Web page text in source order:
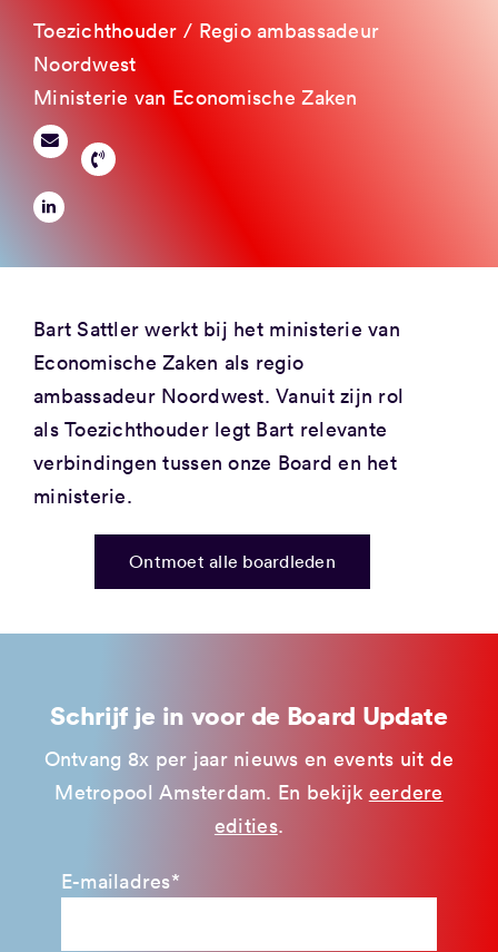
Toezichthouder / Regio ambassadeur
Noordwest
Ministerie van Economische Zaken
Bart Sattler werkt bij het ministerie van
Economische Zaken als regio
ambassadeur Noordwest. Vanuit zijn rol
als Toezichthouder legt Bart relevante
verbindingen tussen onze Board en het
ministerie.
Ontmoet alle boardleden
Schrijf je in voor de Board Update
Ontvang 8x per jaar nieuws en events uit de
Metropool Amsterdam. En bekijk eerdere
edities.
E-mailadres*